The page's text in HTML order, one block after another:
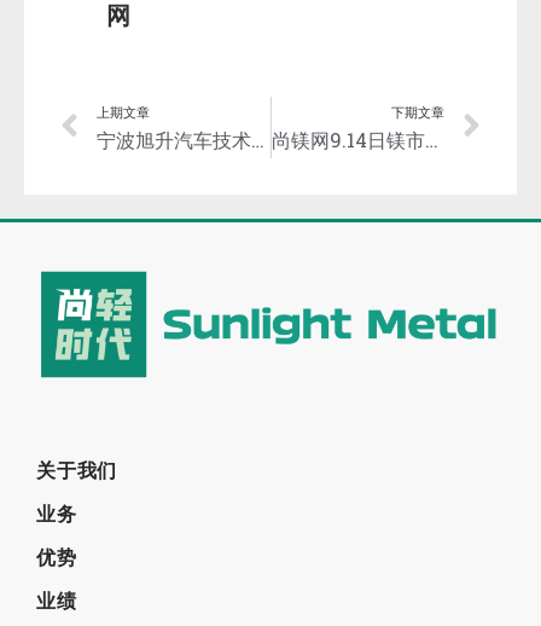
网
上期文章
宁波旭升汽车技术股份有限公司加入铝业管理倡议ASI
下期文章
尚镁网9.14日镁市场简评：镁市小幅盘整运行
关于我们
业务
优势
业绩